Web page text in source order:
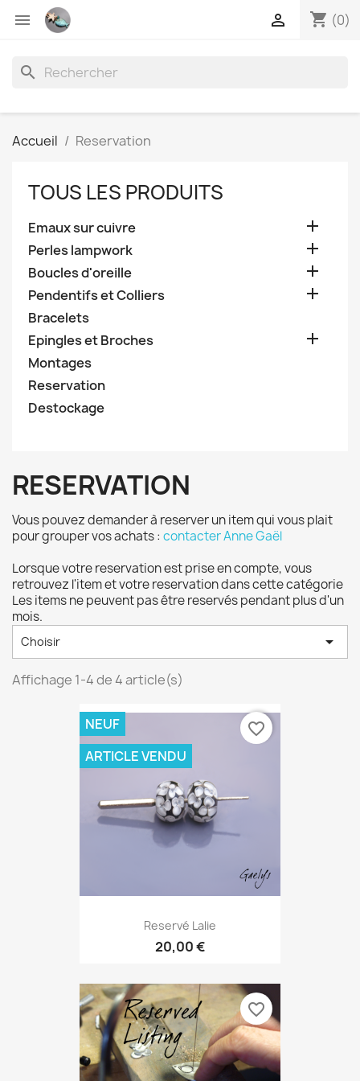
 shopping_cart (0)

search
Accueil Reservation
TOUS LES PRODUITS
Emaux sur cuivre 
Perles lampwork 
Boucles d'oreille 
Pendentifs et Colliers 
Bracelets
Epingles et Broches

Montages
Reservation
Destockage
RESERVATION
Vous pouvez demander à reserver un item qui vous plait
pour grouper vos achats : contacter Anne Gaël
Lorsque votre reservation est prise en compte, vous
retrouvez l'item et votre reservation dans cette catégorie
Les items ne peuvent pas être reservés pendant plus d'un
mois.
Choisir 
Affichage 1-4 de 4 article(s)
Reservé Lalie
20,00 €
NEUF
ARTICLE VENDU
favorite_border
favorite_border